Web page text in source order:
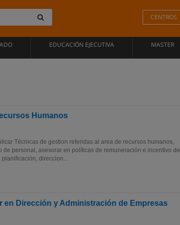
CENTROS
EDUCACIÓN EJECUTIVA MASTER
Humanos
Técnicas de gestion referidas al area de recursos humanos,
personal, asesorar en políticas de remuneración e incentivo del
direccion...
en Dirección y Administración de Empresas